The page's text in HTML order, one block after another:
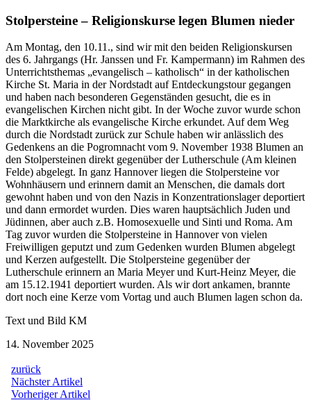
Bild
Stolpersteine – Religionskurse legen Blumen nieder
Am Montag, den 10.11., sind wir mit den beiden Religionskursen
des 6. Jahrgangs (Hr. Janssen und Fr. Kampermann) im Rahmen des
Unterrichtsthemas „evangelisch – katholisch“ in der katholischen
Kirche St. Maria in der Nordstadt auf Entdeckungstour gegangen
und haben nach besonderen Gegenständen gesucht, die es in
evangelischen Kirchen nicht gibt. In der Woche zuvor wurde schon
die Marktkirche als evangelische Kirche erkundet. Auf dem Weg
durch die Nordstadt zurück zur Schule haben wir anlässlich des
Gedenkens an die Pogromnacht vom 9. November 1938 Blumen an
den Stolpersteinen direkt gegenüber der Lutherschule (Am kleinen
Felde) abgelegt. In ganz Hannover liegen die Stolpersteine vor
Wohnhäusern und erinnern damit an Menschen, die damals dort
gewohnt haben und von den Nazis in Konzentrationslager deportiert
und dann ermordet wurden. Dies waren hauptsächlich Juden und
Jüdinnen, aber auch z.B. Homosexuelle und Sinti und Roma. Am
Tag zuvor wurden die Stolpersteine in Hannover von vielen
Freiwilligen geputzt und zum Gedenken wurden Blumen abgelegt
und Kerzen aufgestellt. Die Stolpersteine gegenüber der
Lutherschule erinnern an Maria Meyer und Kurt-Heinz Meyer, die
am 15.12.1941 deportiert wurden. Als wir dort ankamen, brannte
dort noch eine Kerze vom Vortag und auch Blumen lagen schon da.
Text und Bild KM
14. November 2025
zurück
Beitragsnavigation
Nächster Artikel
Artikel:
Vorheriger Artikel